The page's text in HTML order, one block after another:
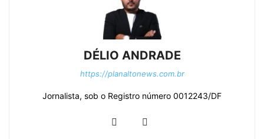
DÉLIO ANDRADE
https://planaltonews.com.br
Jornalista, sob o Registro número 0012243/DF